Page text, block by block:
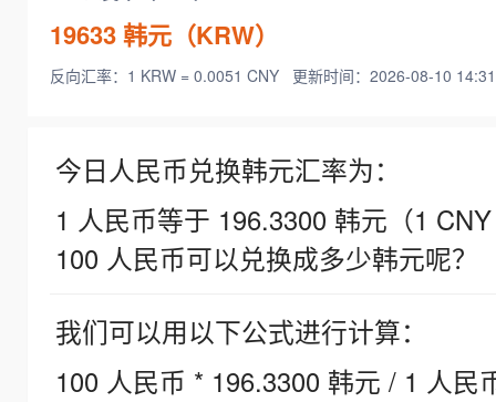
19633韩元（KRW）
反向汇率：1 KRW = 0.0051 CNY 更新时间：2026-08-10
今日人民币兑换韩元汇率为：
1 人民币等于 196.3300 韩元（1
100 人民币可以兑换成多少韩元呢？
我们可以用以下公式进行计算：
100 人民币 * 196.3300 韩元 / 1 人民